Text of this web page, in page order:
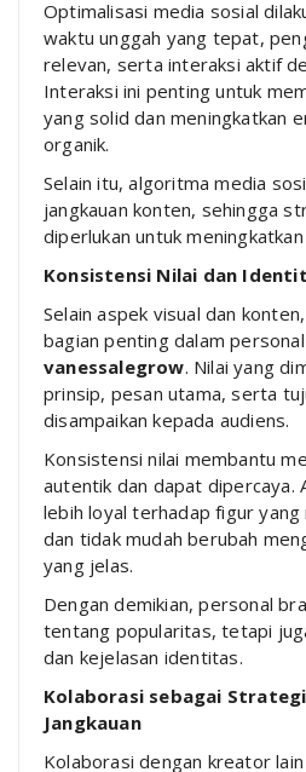
Optimalisasi media sosial
waktu unggah yang tepat,
relevan, serta interaksi aktif
Interaksi ini penting untuk
yang solid dan meningkatkan
organik.
Selain itu, algoritma media
jangkauan konten, sehingga
diperlukan untuk
Konsistensi Nilai dan
Selain aspek visual dan
bagian penting dalam
vanessalegrow. Nilai yang
prinsip, pesan utama, serta
disampaikan kepada audiens.
Konsistensi nilai membantu
autentik dan dapat dipercaya.
lebih loyal terhadap figur
dan tidak mudah berubah
yang jelas.
Dengan demikian, personal
tentang popularitas, tetapi
dan kejelasan identitas.
Kolaborasi sebagai
Jangkauan
Kolaborasi dengan kreator